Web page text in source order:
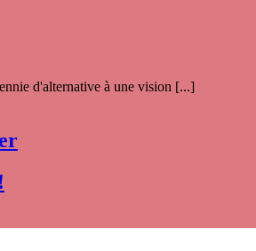
d'alternative à une vision [...]